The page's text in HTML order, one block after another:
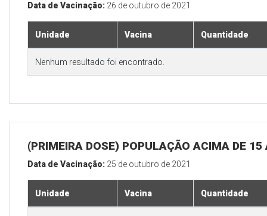
Data de Vacinação: 26 de outubro de 2021
Unidade Vacina Quantidade
Nenhum resultado foi encontrado.
(PRIMEIRA DOSE) POPULAÇÃO ACIMA DE 15
Data de Vacinação: 25 de outubro de 2021
Unidade Vacina Quantidade